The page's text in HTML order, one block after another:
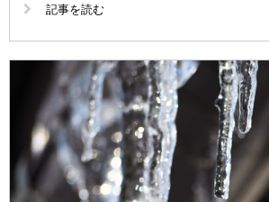
記事を読む